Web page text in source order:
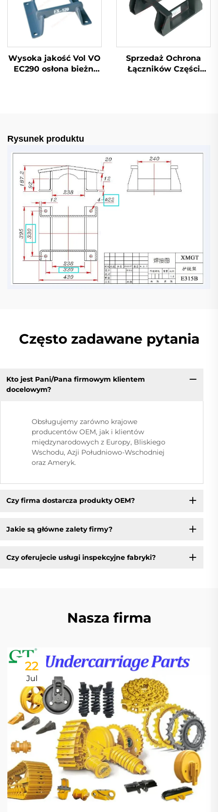
Wysoka jakość Vol VO
EC290 osłona bieżni
Sprzedaż Ochrona
Łączników Części
Rysunek produktu
Często zadawane pytania
Kto jest Pani/Pana firmowym klientem
docelowym?
Obsługujemy zarówno krajowe
producentów OEM, jak i klientów
międzynarodowych z Europy, Bliskiego
Wschodu, Azji Południowo-Wschodniej
oraz Ameryk.
Czy firma dostarcza produkty OEM?
Jakie są główne zalety firmy?
Czy oferujecie usługi inspekcyjne fabryki?
Nasza firma
22
Jul